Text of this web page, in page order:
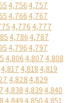
4,7564,757
4,7664,767
4,7764,777
4,7864,787
4,7964,797
4,8064,8074,808
4,8174,8184,819
4,8284,829
4,8384,8394,840